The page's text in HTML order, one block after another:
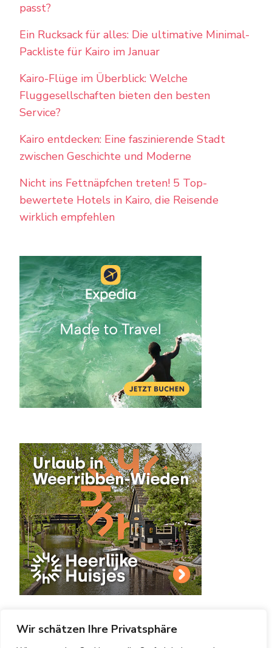
Wir schätzen Ihre Privatsphäre
passt?
Ein Rucksack für alles: Die ultimative Minimal-
Packliste für Kairo im Januar
Kairo-Flüge im Überblick: Welche
Fluggesellschaften bieten den besten
Service?
Kairo entdecken: Eine faszinierende Stadt
zwischen Geschichte und Moderne
Nicht ins Fettnäpfchen treten! 5 Top-
bewertete Hotels in Kairo, die Reisende
wirklich empfehlen